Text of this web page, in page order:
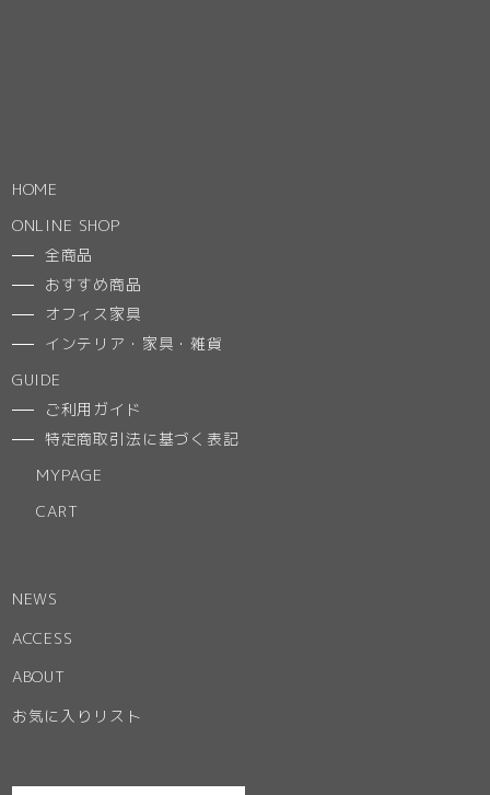
HOME
ONLINE SHOP
全商品
おすすめ商品
オフィス家具
インテリア・家具・雑貨
GUIDE
ご利用ガイド
特定商取引法に基づく表記
MYPAGE
CART
NEWS
ACCESS
ABOUT
お気に入りリスト